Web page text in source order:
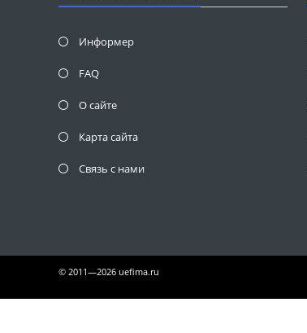
Информер
FAQ
О сайте
Карта сайта
Связь с нами
© 2011—2026 uefima.ru